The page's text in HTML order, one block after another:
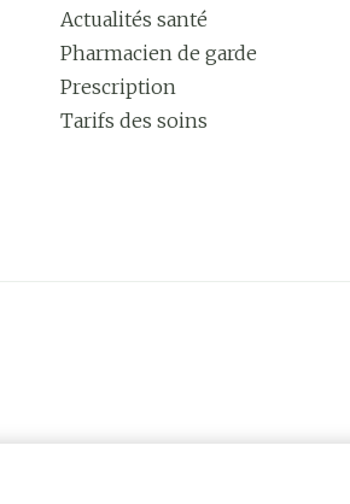
Actualités santé
Pharmacien de garde
Prescription
Tarifs des soins